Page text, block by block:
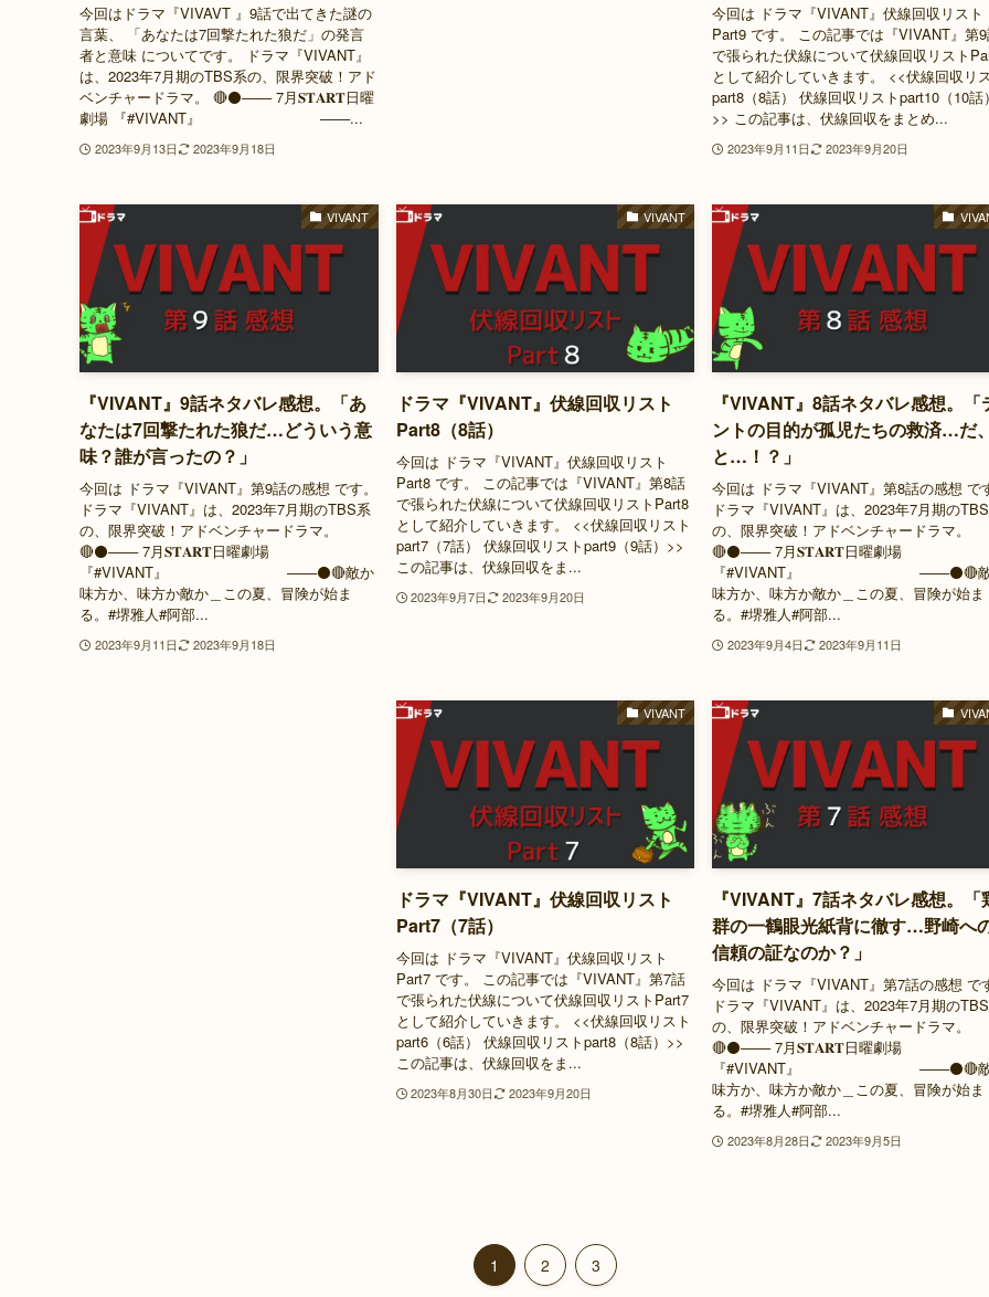
今回はドラマ『VIVAVT 』9話で出てきた謎の
言葉、 「あなたは7回撃たれた狼だ」の発言
者と意味 についてです。 ドラマ『VIVANT』
は、2023年7月期のTBS系の、限界突破！アド
ベンチャードラマ。 🔴⚫️─── 7月𝐒𝐓𝐀𝐑𝐓日曜
劇場 『#VIVANT』 ───...
2023年9月13日 2023年9月18日
今回は ドラマ『VIVANT』伏線回収リスト
Part9 です。 この記事では『VIVANT』第
で張られた伏線について伏線回収リスト
として紹介していきます。 <<伏線回収リ
part8（8話） 伏線回収リストpart10（10話）
>> この記事は、伏線回収をまとめ...
2023年9月11日 2023年9月20日
VIVANT
『VIVANT』9話ネタバレ感想。「あ
なたは7回撃たれた狼だ…どういう意
味？誰が言ったの？」
今回は ドラマ『VIVANT』第9話の感想 です。
ドラマ『VIVANT』は、2023年7月期のTBS系
の、限界突破！アドベンチャードラマ。
🔴⚫️─── 7月𝐒𝐓𝐀𝐑𝐓日曜劇場
『#VIVANT』 ───⚫️🔴敵か
味方か、味方か敵か＿この夏、冒険が始ま
る。#堺雅人#阿部...
2023年9月11日 2023年9月18日
VIVANT
ドラマ『VIVANT』伏線回収リスト
Part8（8話）
今回は ドラマ『VIVANT』伏線回収リスト
Part8 です。 この記事では『VIVANT』第8話
で張られた伏線について伏線回収リストPart8
として紹介していきます。 <<伏線回収リスト
part7（7話） 伏線回収リストpart9（9話）>>
この記事は、伏線回収をま...
2023年9月7日 2023年9月20日
『VIVANT』8話ネタバレ感想。「
ントの目的が孤児たちの救済…だ、
と…！？」
今回は ドラマ『VIVANT』第8話の感想 で
ドラマ『VIVANT』は、2023年7月期の
の、限界突破！アドベンチャードラマ。
🔴⚫️─── 7月𝐒𝐓𝐀𝐑𝐓日曜劇場
『#VIVANT』 ───⚫️🔴敵
味方か、味方か敵か＿この夏、冒険が始ま
る。#堺雅人#阿部...
2023年9月4日 2023年9月11日
VIVANT
ドラマ『VIVANT』伏線回収リスト
Part7（7話）
今回は ドラマ『VIVANT』伏線回収リスト
Part7 です。 この記事では『VIVANT』第7話
で張られた伏線について伏線回収リストPart7
として紹介していきます。 <<伏線回収リスト
part6（6話） 伏線回収リストpart8（8話）>>
この記事は、伏線回収をま...
2023年8月30日 2023年9月20日
『VIVANT』7話ネタバレ感想。「
群の一鶴眼光紙背に徹す…野崎へ
信頼の証なのか？」
今回は ドラマ『VIVANT』第7話の感想 で
ドラマ『VIVANT』は、2023年7月期の
の、限界突破！アドベンチャードラマ。
🔴⚫️─── 7月𝐒𝐓𝐀𝐑𝐓日曜劇場
『#VIVANT』 ───⚫️🔴敵
味方か、味方か敵か＿この夏、冒険が始ま
る。#堺雅人#阿部...
2023年8月28日 2023年9月5日
1 2 3